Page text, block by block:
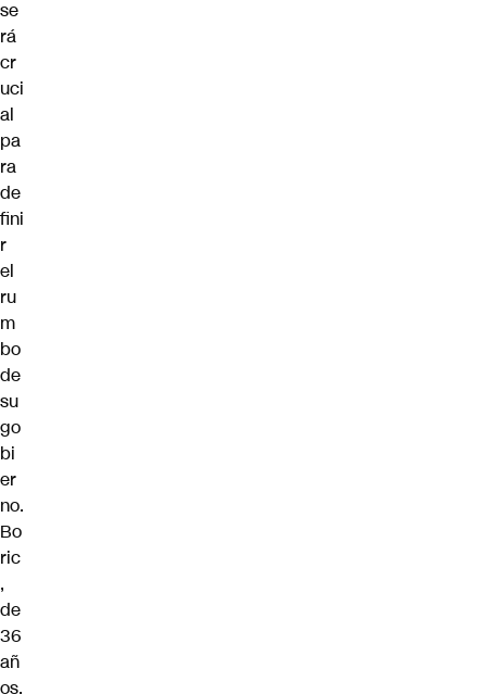
se
rá
cr
uci
al
pa
ra
de
fini
r
el
ru
m
bo
de
su
go
bi
er
no.
Bo
ric
,
de
36
añ
os,